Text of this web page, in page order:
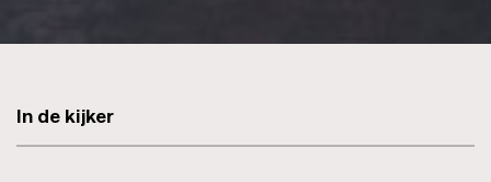
In de kijker